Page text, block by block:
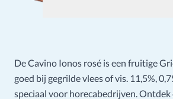
De Cavino Ionos rosé is een fruitige
goed bij gegrilde vlees of vis. 11,5%,
speciaal voor horecabedrijven.